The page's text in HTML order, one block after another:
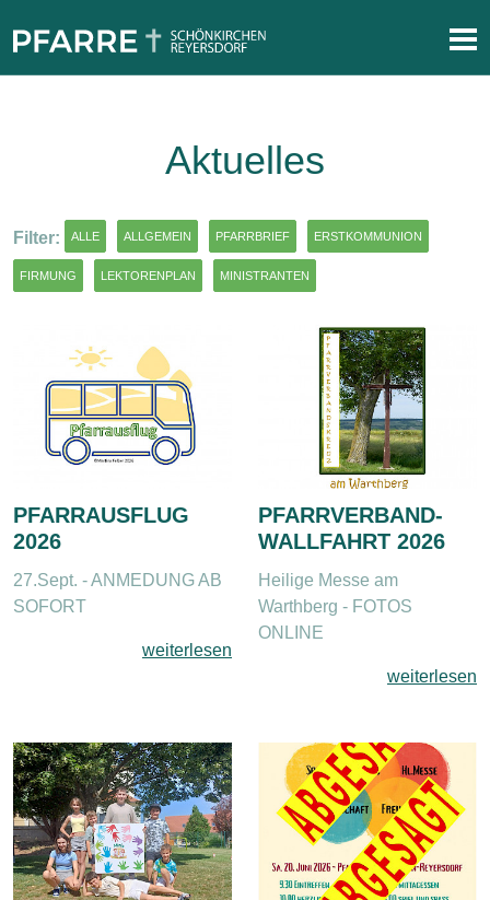
Aktuelles
Filter: ALLE ALLGEMEIN PFARRBRIEF ERSTKOMMUNION
FIRMUNG LEKTORENPLAN MINISTRANTEN
PFARRAUSFLUG
2026
27.Sept. - ANMEDUNG AB
SOFORT
weiterlesen
PFARRVERBAND-
WALLFAHRT 2026
Heilige Messe am
Warthberg - FOTOS
ONLINE
weiterlesen